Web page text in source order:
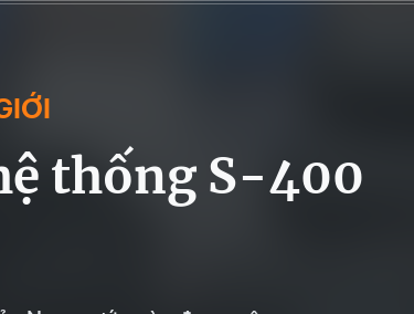
thống S-400